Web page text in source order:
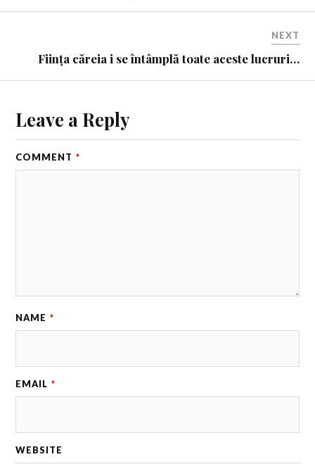
NEXT
Ființa căreia i se întâmplă toate aceste lucruri…
Leave a Reply
COMMENT *
NAME *
EMAIL *
WEBSITE